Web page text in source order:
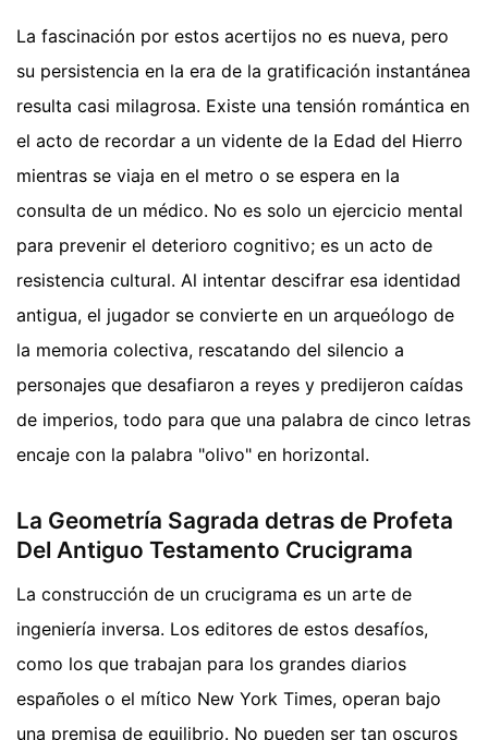
La fascinación por estos acertijos no es nueva, pero
su persistencia en la era de la gratificación instantánea
resulta casi milagrosa. Existe una tensión romántica en
el acto de recordar a un vidente de la Edad del Hierro
mientras se viaja en el metro o se espera en la
consulta de un médico. No es solo un ejercicio mental
para prevenir el deterioro cognitivo; es un acto de
resistencia cultural. Al intentar descifrar esa identidad
antigua, el jugador se convierte en un arqueólogo de
la memoria colectiva, rescatando del silencio a
personajes que desafiaron a reyes y predijeron caídas
de imperios, todo para que una palabra de cinco letras
encaje con la palabra "olivo" en horizontal.
La Geometría Sagrada detras de Profeta
Del Antiguo Testamento Crucigrama
La construcción de un crucigrama es un arte de
ingeniería inversa. Los editores de estos desafíos,
como los que trabajan para los grandes diarios
españoles o el mítico New York Times, operan bajo
una premisa de equilibrio. No pueden ser tan oscuros